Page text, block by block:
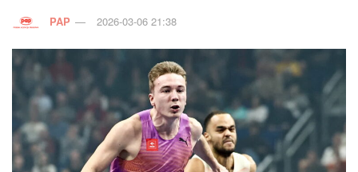
PAP 2026-03-06 21:38